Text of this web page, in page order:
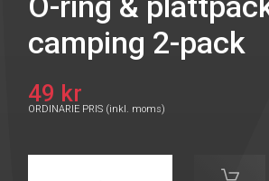
camping 2-pack
49 kr
ORDINARIE PRIS (inkl. moms)